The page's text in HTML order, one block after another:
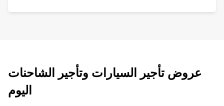
عروض تأجير السيارات وتأجير الشاحنات
اليوم